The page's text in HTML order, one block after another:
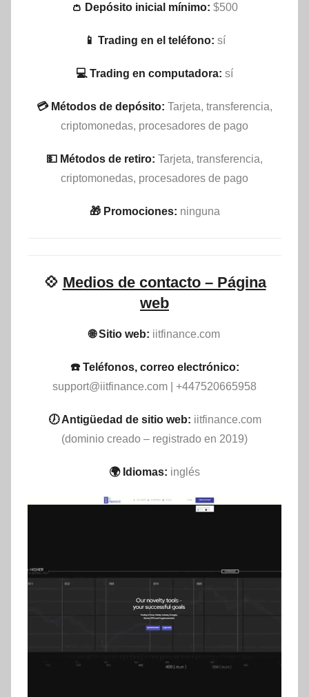
👛 Depósito inicial mínimo: $500
📱 Trading en el teléfono: sí
💻 Trading en computadora: sí
💳 Métodos de depósito: Tarjeta, transferencia,
criptomonedas, procesadores de pago
💵​ Métodos de retiro: Tarjeta, transferencia,
criptomonedas, procesadores de pago
🎁 Promociones: ninguna
💠 Medios de contacto – Página
web
🌐 Sitio web: iitfinance.com
☎️ Teléfonos, correo electrónico:
support@iitfinance.com | +447520665958
🕖 Antigüedad de sitio web: iitfinance.com
(dominio creado – registrado en 2019)
🌍 Idiomas: inglés